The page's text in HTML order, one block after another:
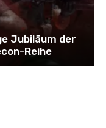
Jubiläum der
Reihe